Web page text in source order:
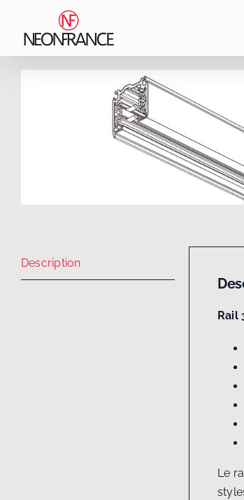
contenu
Description
Rail
Le